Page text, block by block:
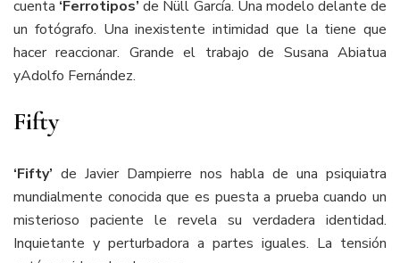
cuenta ‘Ferrotipos’de Nüll García. Una modelo delante de
un fotógrafo. Una inexistente intimidad que la tiene que
hacer reaccionar. Grande el trabajo de Susana Abiatua
yAdolfo Fernández.
Fifty
‘Fifty’ de Javier Dampierre nos habla de una psiquiatra
mundialmente conocida que es puesta a prueba cuando un
misterioso paciente le revela su verdadera identidad.
Inquietante y perturbadora a partes iguales. La tensión